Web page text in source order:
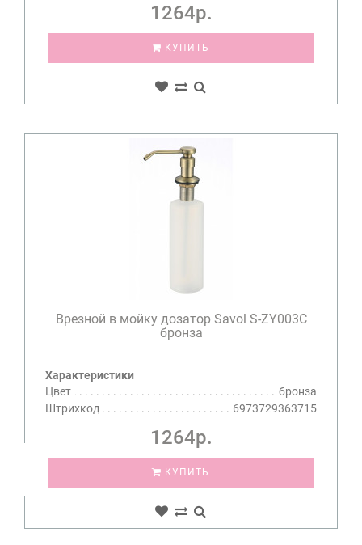
1264р.
КУПИТЬ
Врезной в мойку дозатор Savol S-ZY003C
бронза
Характеристики
Цвет
бронза
Штрихкод
6973729363715
1264р.
КУПИТЬ